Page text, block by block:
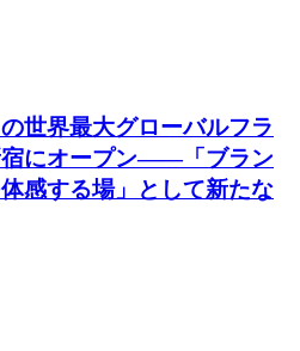
世界最大グローバルフラ
宿にオープン――「ブラン
感する場」として新たな